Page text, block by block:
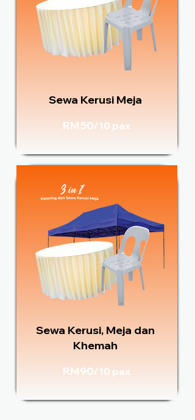
Sewa Kerusi Meja
RM50/10 pax
Sewa Kerusi, Meja dan
Khemah
RM90/10 pax